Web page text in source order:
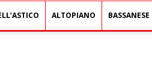
ALTOPIANO BASSANESE